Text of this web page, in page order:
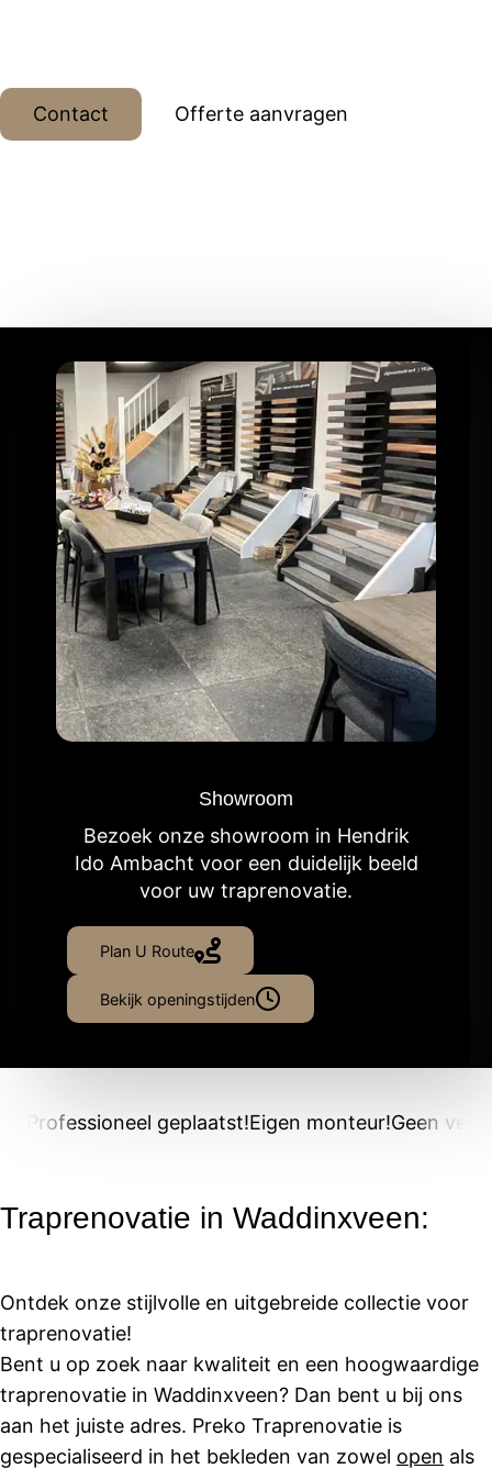
Contact Offerte aanvragen
Showroom
Bezoek onze showroom in Hendrik
Ido Ambacht voor een duidelijk beeld
voor uw traprenovatie.
Plan U Route
Bekijk openingstijden
Professioneel geplaatst!Eigen monteur!Geen
Traprenovatie in Waddinxveen:
Ontdek onze stijlvolle en uitgebreide collectie voor
traprenovatie!
Bent u op zoek naar kwaliteit en een hoogwaardige
traprenovatie in Waddinxveen? Dan bent u bij ons
aan het juiste adres. Preko Traprenovatie is
gespecialiseerd in het bekleden van zowel open als